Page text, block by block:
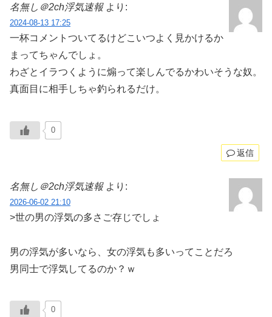
名無し＠2ch浮気速報 より:
2024-08-13 17:25
一杯コメントついてるけどこいつよく見かけるか
まってちゃんでしょ。
わざとイラつくように煽って楽しんでるかわいそうな奴。
真面目に相手しちゃ釣られるだけ。
0
返信
名無し＠2ch浮気速報 より:
2026-06-02 21:10
>世の男の浮気の多さご存じでしょ
男の浮気が多いなら、女の浮気も多いってことだろ
男同士で浮気してるのか？ｗ
0